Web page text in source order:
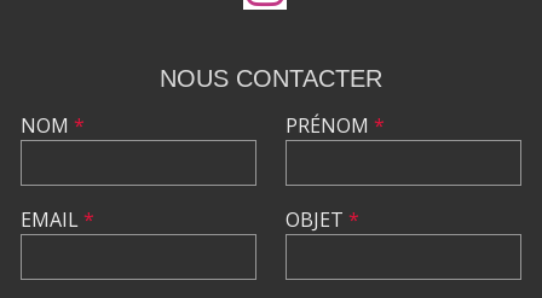
NOUS CONTACTER
NOM *
EMAIL*
PRÉNOM *
OBJET *